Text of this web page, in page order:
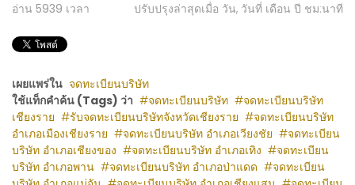
อ่าน 5939 เวลา ปรับปรุงล่าสุดเมื่อ วัน, วันที่ เดือน ปี ชม:นาที
เผยแพร่ใน จดทะเบียนบริษัท
ใช้แท็กคำค้น (Tags) ว่า
จดทะเบียนบริษัท
จดทะเบียนบริษัท
เชียงราย
รับจดทะเบียนบริษัทจังหวัดเชียงราย
จดทะเบียนบริษัท
อำเภอเมืองเชียงราย
จดทะเบียนบริษัท อำเภอเวียงชัย
จดทะเบียน
บริษัท อำเภอเชียงของ
จดทะเบียนบริษัท อำเภอเทิง
จดทะเบียน
บริษัท อำเภอพาน
จดทะเบียนบริษัท อำเภอป่าแดด
จดทะเบียน